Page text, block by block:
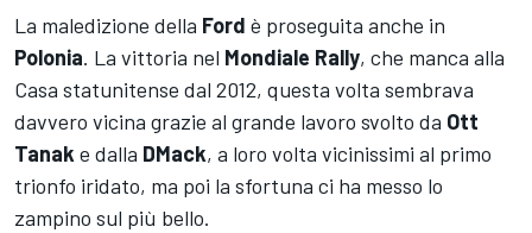
La maledizione della Ford è proseguita anche in
Polonia. La vittoria nel Mondiale Rally, che manca alla
Casa statunitense dal 2012, questa volta sembrava
davvero vicina grazie al grande lavoro svolto da Ott
Tanak e dalla DMack, a loro volta vicinissimi al primo
trionfo iridato, ma poi la sfortuna ci ha messo lo
zampino sul più bello.